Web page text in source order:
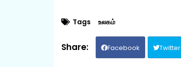
Tags உலகம்
Facebook Twitter